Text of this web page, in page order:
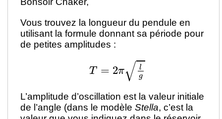
Vous trouvez la longueur du pendule en
utilisant la formule donnant sa période pour
de petites amplitudes :
T= πl
L’amplitude d’oscillation est la valeur initiale
de l’angle (dans le modèle Stella, c’est la